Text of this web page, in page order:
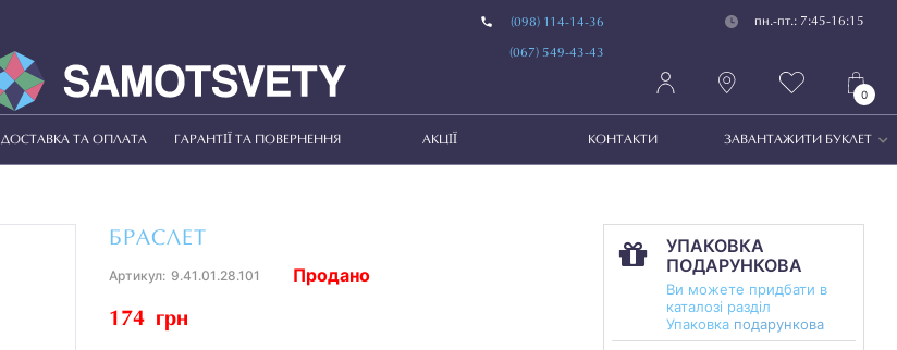
(098) 114-14-36
(067) 549-43-43
пн.-пт.: 7:45-16:15
0
ДОСТАВКА ТА ОПЛАТА ГАРАНТІЇ ТА ПОВЕРНЕННЯ АКЦІЇ КОНТАКТИ ЗАВАНТАЖИТИ БУКЛЕТ
БРАСЛЕТ
Артикул: 9.41.01.28.101
174 грн
Продано
УПАКОВКА
ПОДАРУНКОВА
Ви можете придбати в
каталозі разділ
Упаковка подарункова